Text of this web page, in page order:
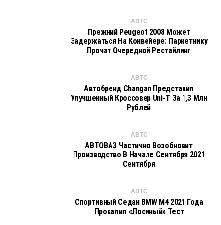
АВТО
Прежний Peugeot 2008 Может
Задержаться На Конвейере: Паркетнику
Прочат Очередной Рестайлинг
АВТО
Автобренд Changan Представил
Улучшенный Кроссовер Uni-T За 1,3 Млн
Рублей
АВТО
АВТОВАЗ Частично Возобновит
Производство В Начале Сентября 2021
Сентября
АВТО
Спортивный Седан BMW M4 2021 Года
Провалил «лосиный» Тест